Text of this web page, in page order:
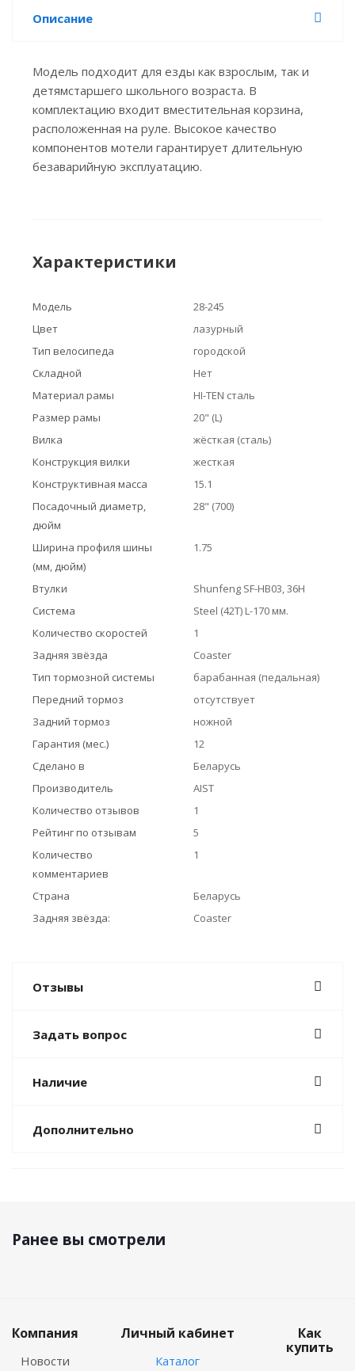
Описание
Модель подходит для езды как взрослым, так и
детямстаршего школьного возраста. В
комплектацию входит вместительная корзина,
расположенная на руле. Высокое качество
компонентов мотели гарантирует длительную
безаварийную эксплуатацию.
Характеристики
Модель
28-245
Цвет
лазурный
Тип велосипеда
городской
Складной
Нет
Материал рамы
HI-TEN сталь
Размер рамы
20" (L)
Вилка
жёсткая (сталь)
Конструкция вилки
жесткая
Конструктивная масса
15.1
Посадочный диаметр,
дюйм
28" (700)
Ширина профиля шины
(мм, дюйм)
1.75
Втулки
Shunfeng SF-HB03, 36H
Система
Steel (42T) L-170 мм.
Количество скоростей
1
Задняя звёзда
Coaster
Тип тормозной системы
барабанная (педальная)
Передний тормоз
отсутствует
Задний тормоз
ножной
Гарантия (мес.)
12
Сделано в
Беларусь
Производитель
AIST
Количество отзывов
1
Рейтинг по отзывам
5
Количество
комментариев
1
Страна
Беларусь
Задняя звёзда:
Coaster
Отзывы
Задать вопрос
Наличие
Дополнительно
Ранее вы смотрели
Компания
Новости
Личный кабинет
Каталог
Как
купить